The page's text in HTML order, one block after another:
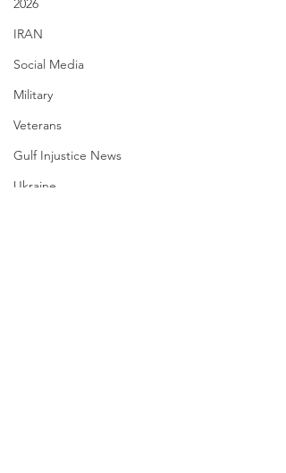
2026
IRAN
Social Media
Military
Veterans
Gulf Injustice News
Ukraine